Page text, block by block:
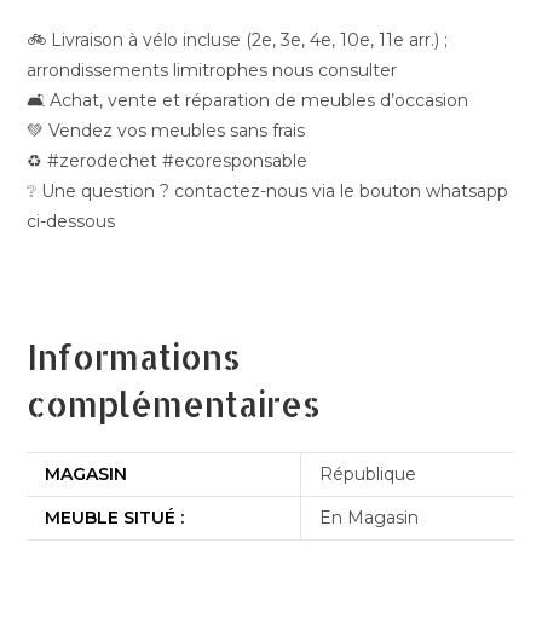
🚲 Livraison à vélo incluse (2e, 3e, 4e, 10e, 11e arr.) ;
arrondissements limitrophes nous consulter
🛋️ Achat, vente et réparation de meubles d’occasion
💚 Vendez vos meubles sans frais
♻️ #zerodechet #ecoresponsable
❔ Une question ? contactez-nous via le bouton whatsapp
ci-dessous
Informations
complémentaires
MAGASIN
République
MEUBLE SITUÉ :
En Magasin